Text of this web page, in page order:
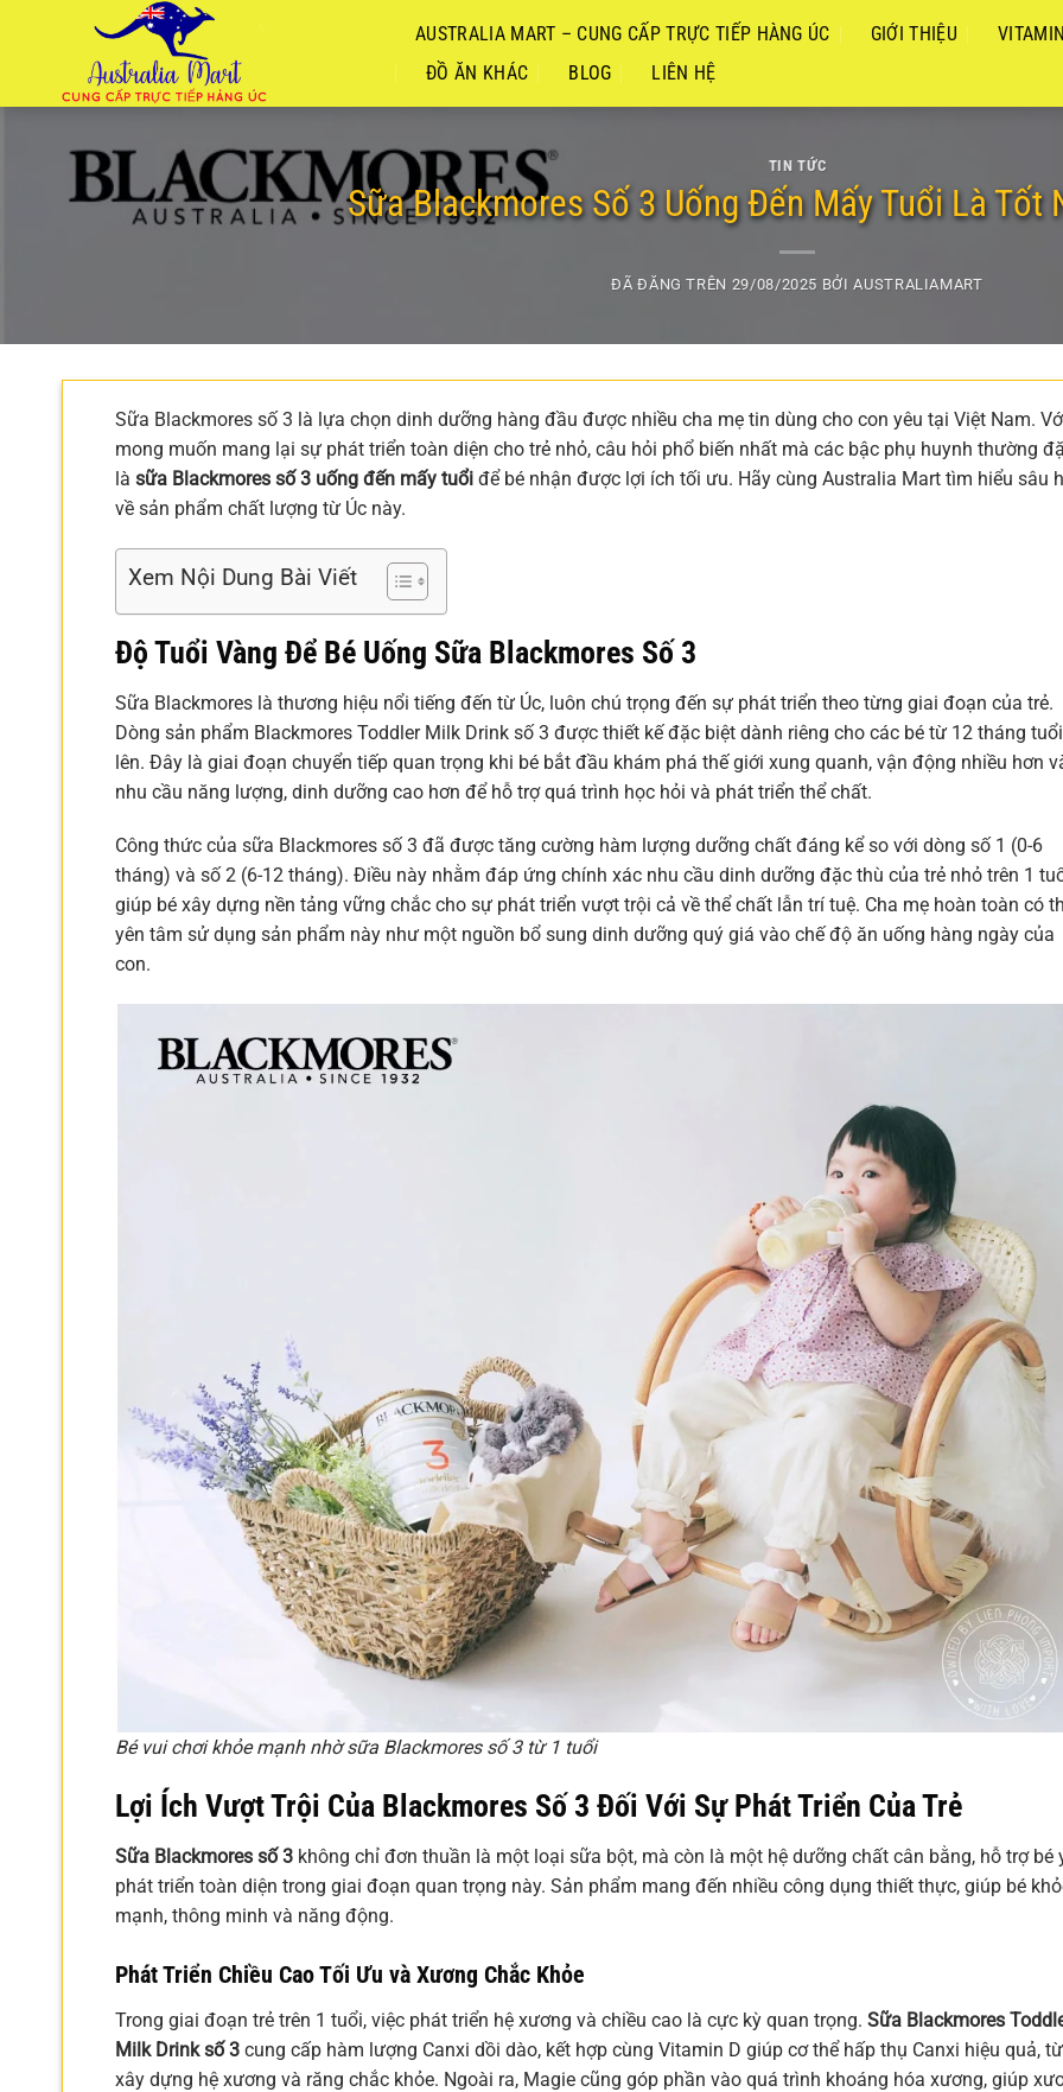
dung
AUSTRALIA MART – CUNG CẤP TRỰC TIẾP HÀNG ÚC GIỚI THIỆU
ĐỒ ĂN KHÁC
BLOG LIÊN HỆ
TIN TỨC
Sữa Blackmores Số 3 Uống Đến Mấy Tuổi Là Tốt
ĐÃ ĐĂNG TRÊN 29/08/2025 BỞIAUSTRALIAMART
Sữa Blackmores số 3 là lựa chọn dinh dưỡng hàng đầu được nhiều cha mẹ tin dùng cho con yêu tại Việt Nam.
mong muốn mang lại sự phát triển toàn diện cho trẻ nhỏ, câu hỏi phổ biến nhất mà các bậc phụ huynh thường
là sữa Blackmores số 3 uống đến mấy tuổi để bé nhận được lợi ích tối ưu. Hãy cùng Australia Mart tìm hiểu sâu
về sản phẩm chất lượng từ Úc này.
Xem Nội Dung Bài Viết
Độ Tuổi Vàng Để Bé Uống Sữa Blackmores Số 3
Sữa Blackmores là thương hiệu nổi tiếng đến từ Úc, luôn chú trọng đến sự phát triển theo từng giai đoạn của trẻ.
Dòng sản phẩm Blackmores Toddler Milk Drink số 3 được thiết kế đặc biệt dành riêng cho các bé từ 12 tháng
lên. Đây là giai đoạn chuyển tiếp quan trọng khi bé bắt đầu khám phá thế giới xung quanh, vận động nhiều hơn
nhu cầu năng lượng, dinh dưỡng cao hơn để hỗ trợ quá trình học hỏi và phát triển thể chất.
Công thức của sữa Blackmores số 3 đã được tăng cường hàm lượng dưỡng chất đáng kể so với dòng số 1 (0-6
tháng) và số 2 (6-12 tháng). Điều này nhằm đáp ứng chính xác nhu cầu dinh dưỡng đặc thù của trẻ nhỏ trên 1
giúp bé xây dựng nền tảng vững chắc cho sự phát triển vượt trội cả về thể chất lẫn trí tuệ. Cha mẹ hoàn toàn có
yên tâm sử dụng sản phẩm này như một nguồn bổ sung dinh dưỡng quý giá vào chế độ ăn uống hàng ngày của
con.
Bé vui chơi khỏe mạnh nhờ sữa Blackmores số 3 từ 1 tuổi
Lợi Ích Vượt Trội Của Blackmores Số 3 Đối Với Sự Phát Triển Của Trẻ
Sữa Blackmores số 3 không chỉ đơn thuần là một loại sữa bột, mà còn là một hệ dưỡng chất cân bằng, hỗ trợ bé
phát triển toàn diện trong giai đoạn quan trọng này. Sản phẩm mang đến nhiều công dụng thiết thực, giúp bé
mạnh, thông minh và năng động.
Phát Triển Chiều Cao Tối Ưu và Xương Chắc Khỏe
Trong giai đoạn trẻ trên 1 tuổi, việc phát triển hệ xương và chiều cao là cực kỳ quan trọng. Sữa Blackmores
Milk Drink số 3 cung cấp hàm lượng Canxi dồi dào, kết hợp cùng Vitamin D giúp cơ thể hấp thụ Canxi hiệu quả,
xây dựng hệ xương và răng chắc khỏe. Ngoài ra, Magie cũng góp phần vào quá trình khoáng hóa xương, giúp